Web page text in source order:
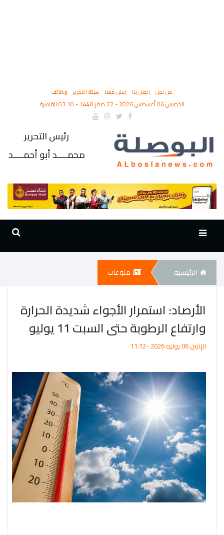
من نحن إتصل بنا إعلن معنا هيئة التحرير وظائف
الخميس 06 أغسطس 2026 - 22 صفر 1448 - 03:10 القاهرة
رئيس التحرير
محمــــد أبو أحمــــد
الرئيسيه منوعات
الأرصاد: استمرار الأجواء شديدة الحرارة
وارتفاع الرطوبة حتى السبت 11 يوليو
الإثنين 06 يوليه 2026 -11:12